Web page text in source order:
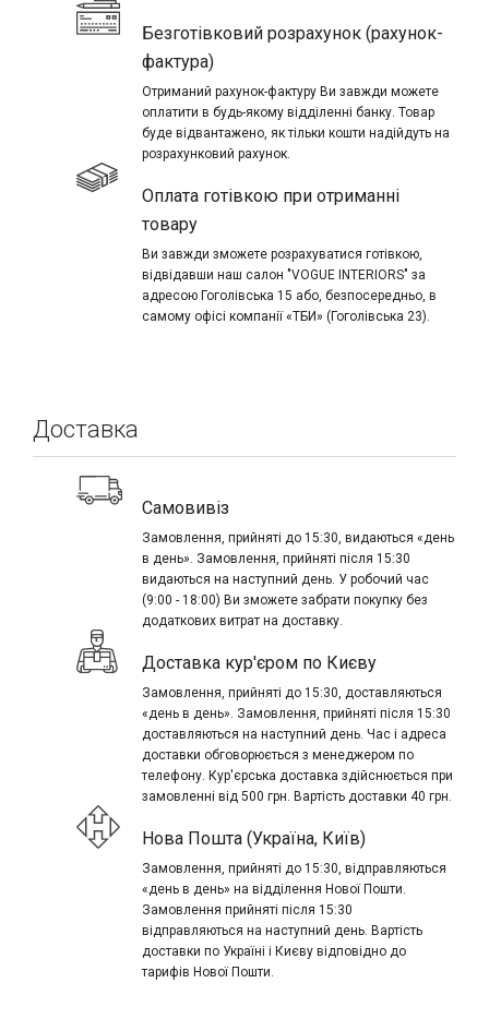
Безготівковий розрахунок (рахунок-
фактура)
Отриманий рахунок-фактуру Ви завжди можете
оплатити в будь-якому відділенні банку. Товар
буде відвантажено, як тільки кошти надійдуть на
розрахунковий рахунок.
Оплата готівкою при отриманні
товару
Ви завжди зможете розрахуватися готівкою,
відвідавши наш салон "VOGUE INTERIORS" за
адресою Гоголівська 15 або, безпосередньо, в
самому офісі компанії «ТБИ» (Гоголівська 23).
Доставка
Самовивіз
Замовлення, прийняті до 15:30, видаються «день
в день». Замовлення, прийняті після 15:30
видаються на наступний день. У робочий час
(9:00 - 18:00) Ви зможете забрати покупку без
додаткових витрат на доставку.
Доставка кур'єром по Києву
Замовлення, прийняті до 15:30, доставляються
«день в день». Замовлення, прийняті після 15:30
доставляються на наступний день. Час і адреса
доставки обговорюється з менеджером по
телефону. Кур'єрська доставка здійснюється при
замовленні від 500 грн. Вартість доставки 40 грн.
Нова Пошта (Україна, Київ)
Замовлення, прийняті до 15:30, відправляються
«день в день» на відділення Нової Пошти.
Замовлення прийняті після 15:30
відправляються на наступний день. Вартість
доставки по Україні і Києву відповідно до
тарифів Нової Пошти.